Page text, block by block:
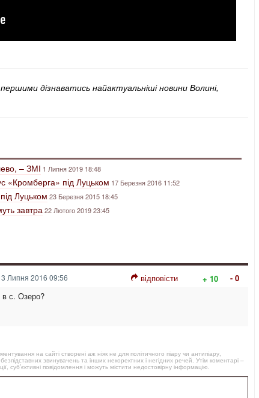
дізнаватись найактуальніші новини Волині,
– ЗМІ 1 Липня 2019 18:48
«Кромберга» під Луцьком 17 Березня 2016 11:52
Луцьком 23 Березня 2015 18:45
завтра22 Лютого 2019 23:45
Липня 2016 09:56 відповісти + 10
- 0
в с. Озеро?
на сайті створені аж ніяк не для політичного піару чи антипіару,
звинувачень та інших некоректних і негідних речей. Утім коментарі –
суб’єктивні повідомлення і можуть містити недостовірну інформацію.